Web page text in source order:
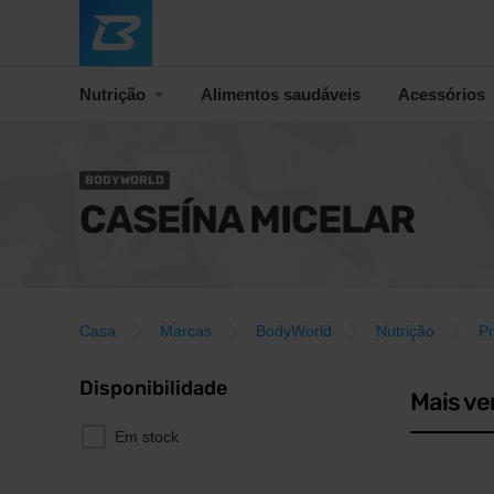
Nutrição Alimentos saudáveis Acessórios
BODYWORLD
CASEÍNA MICELAR
Casa Marcas BodyWorld Nutrição
Disponibilidade
Em stock
Mais